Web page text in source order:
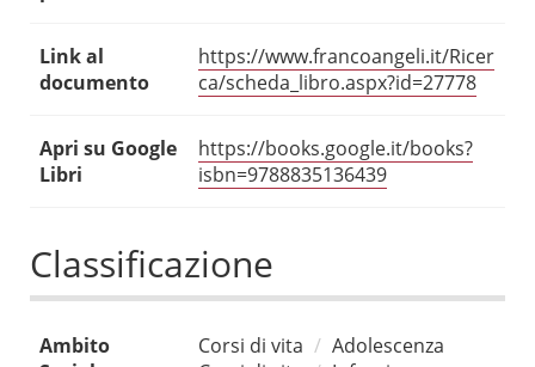
Link al
documento
https://www.francoangeli.it/Ricer
ca/scheda_libro.aspx?id=27778
Apri su Google
Libri
https://books.google.it/books?
isbn=9788835136439
Classificazione
Ambito
Corsi di vita
Adolescenza